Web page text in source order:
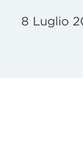
8 Luglio